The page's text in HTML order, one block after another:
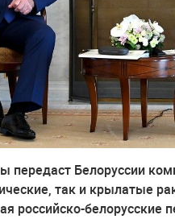
Белоруссии
так и крылатые
российско-белорусские